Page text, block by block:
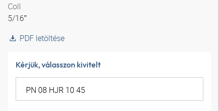
Coll
5/16″
PDF letöltése
Kérjük, válasszon kivitelt